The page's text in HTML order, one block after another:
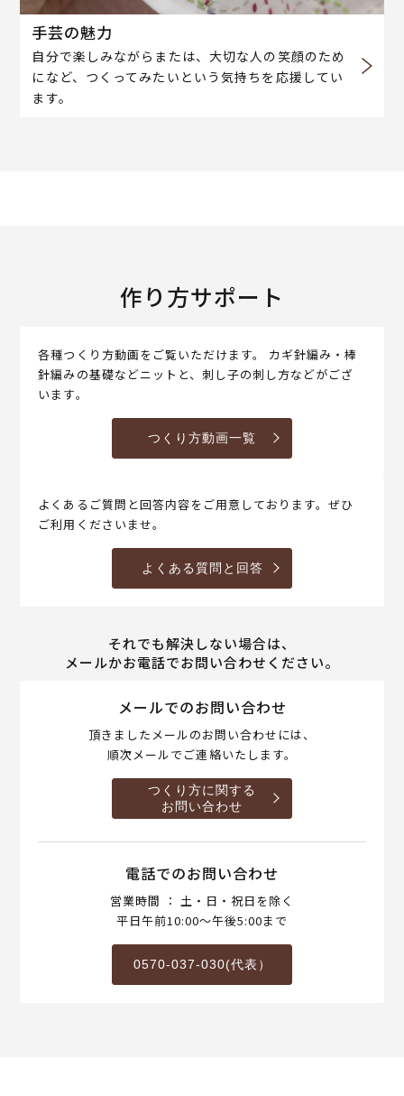
手芸の魅力
自分で楽しみながらまたは、大切な人の笑顔のため
になど、つくってみたいという気持ちを応援してい
ます。
作り方サポート
各種つくり方動画をご覧いただけます。 カギ針編み・棒
針編みの基礎などニットと、刺し子の刺し方などがござ
います。
つくり方動画一覧
よくあるご質問と回答内容をご用意しております。ぜひ
ご利用くださいませ。
よくある質問と回答
それでも解決しない場合は、
メールかお電話でお問い合わせください。
メールでのお問い合わせ
頂きましたメールのお問い合わせには、
順次メールでご連絡いたします。
つくり方に関する
お問い合わせ
電話でのお問い合わせ
営業時間 ： 土・日・祝日を除く
平日午前10:00～午後5:00まで
0570-037-030(代表）